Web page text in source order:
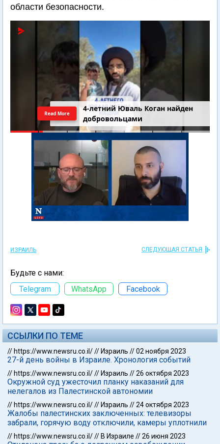
области безопасности.
4-летний Юваль Коган найден
добровольцами
Read More
ИЗРАИЛЬ СЛЕДУЮЩАЯ СТАТЬЯ
Будьте с нами:
Telegram
WhatsApp Facebook
ССЫЛКИ ПО ТЕМЕ
// https://www.newsru.co.il/// Израиль //02 ноября 2023
27-й день войны в Израиле. Хронология событий
// https://www.newsru.co.il/// Израиль //26 октября 2023
Окружной суд ужесточил планку наказаний для
нелегалов из Палестинской автономии
// https://www.newsru.co.il/// Израиль //24 октября 2023
Жалобы палестинских заключенных: телевизоры
забрали, горячую воду отключили, камеры уплотнили
// https://www.newsru.co.il/// В Израиле //26 июня 2023